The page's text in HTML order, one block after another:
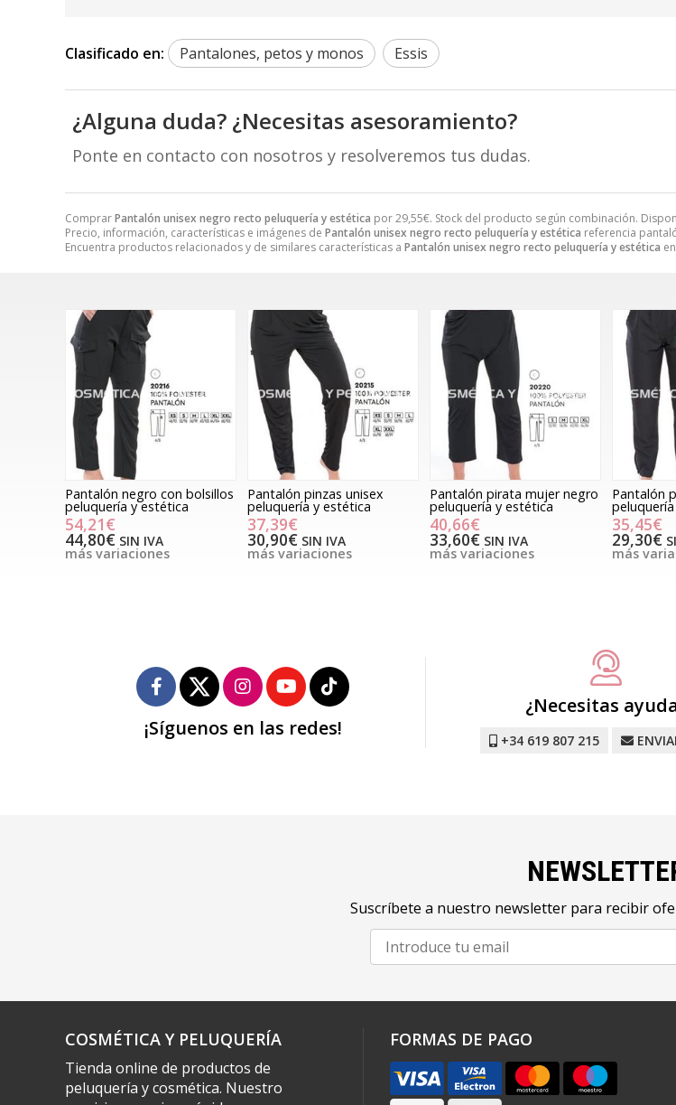
ComprarPantalón unisex negro recto peluquería y estética por29,55€. Stock del producto según combinación.
Precio, información, características e imágenes de Pantalón unisex negro recto peluquería y estética referencia
Encuentra productos relacionados y de similares características a Pantalón unisex negro recto peluquería y estética
Clasificado en: Pantalones, petos y monos Essis
¿Alguna duda? ¿Necesitas asesoramiento?
Ponte en contacto con nosotros y resolveremos tus dudas.
Pantalón negro con bolsillos
peluquería y estética
54,21€
44,80€ SIN IVA
más variaciones
Pantalón pinzas unisex
peluquería y estética
37,39€
30,90€ SIN IVA
más variaciones
Pantalón pirata mujer negro
peluquería y estética
40,66€
33,60€ SIN IVA
más variaciones
Pantalón
35,45€
29,30€
más
¡Síguenos en las redes!
¿Necesitas
+34 619 807 215
Suscríbete a nuestro newsletter para recibir
COSMÉTICA Y PELUQUERÍA
Tienda online de productos de
peluquería y cosmética. Nuestro
FORMAS DE PAGO